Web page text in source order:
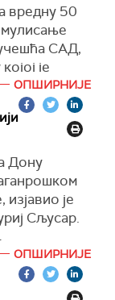
да су међу
за
су се
домета.
вредну 50
САД,
је
Блумберг.
земље,
оне
се у
Велике
ОПШИРНИЈЕ
Дону
је
Сљусар.
су
док је
ОПШИРНИЈЕ